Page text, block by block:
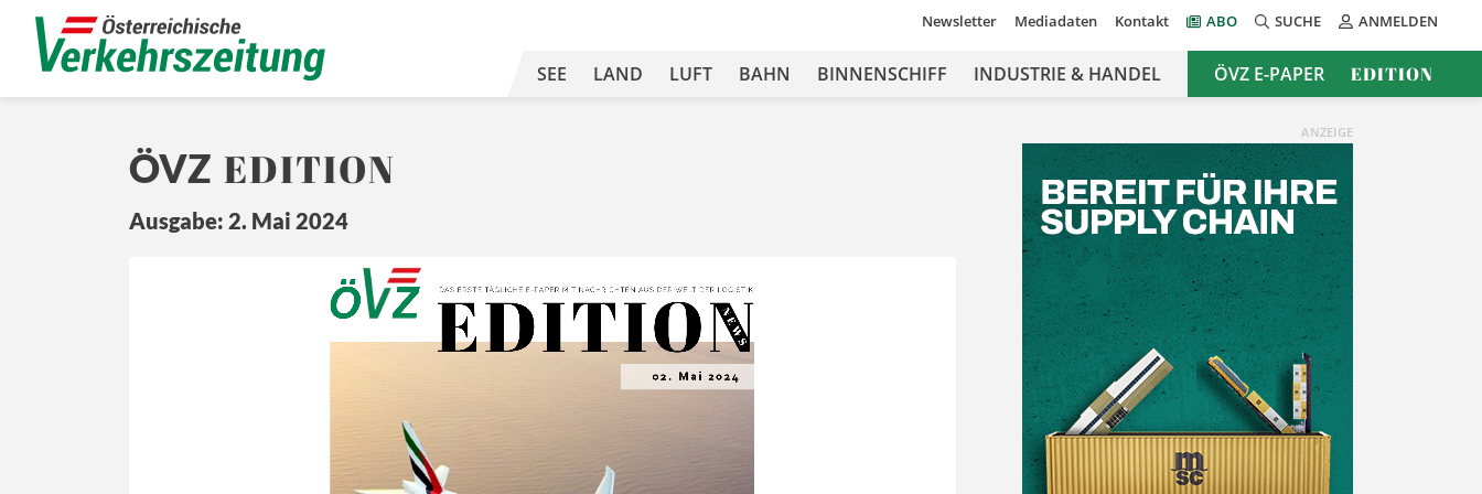
Newsletter Mediadaten Kontakt ABO SUCHE ANMELDEN
SEE LAND LUFT BAHN BINNENSCHIFF INDUSTRIE & HANDEL ÖVZ E-PAPER EDITION
ÖVZ EDITION
Ausgabe: 2. Mai 2024
Z
Ö EDITION
DAS ERSTE TÄ GLICHE E- PAPER MIT NACHRICHTEN A US DER WELT DER LOGISTIK
N E
W S
02. Mai 2024
ANZEIGE